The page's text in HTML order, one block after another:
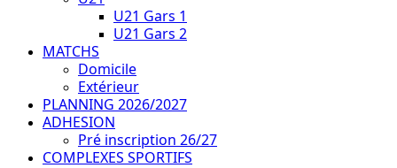
U21 Gars 1
U21 Gars 2
MATCHS
Domicile
Extérieur
PLANNING 2026/2027
ADHESION
Pré inscription 26/27
COMPLEXES SPORTIFS